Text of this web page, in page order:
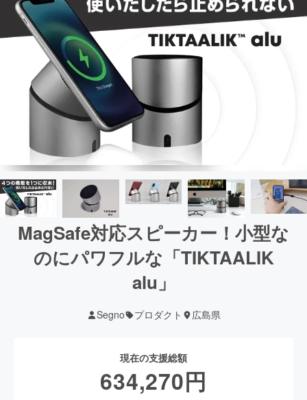
MagSafe対応スピーカー！小型な
のにパワフルな「TIKTAALIK
alu」
Segno プロダクト 広島県
現在の支援総額
634,270円